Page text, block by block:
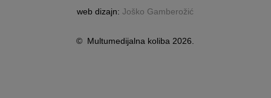
web dizajn:Joško Gamberožić
© Multumedijalna koliba 2026.